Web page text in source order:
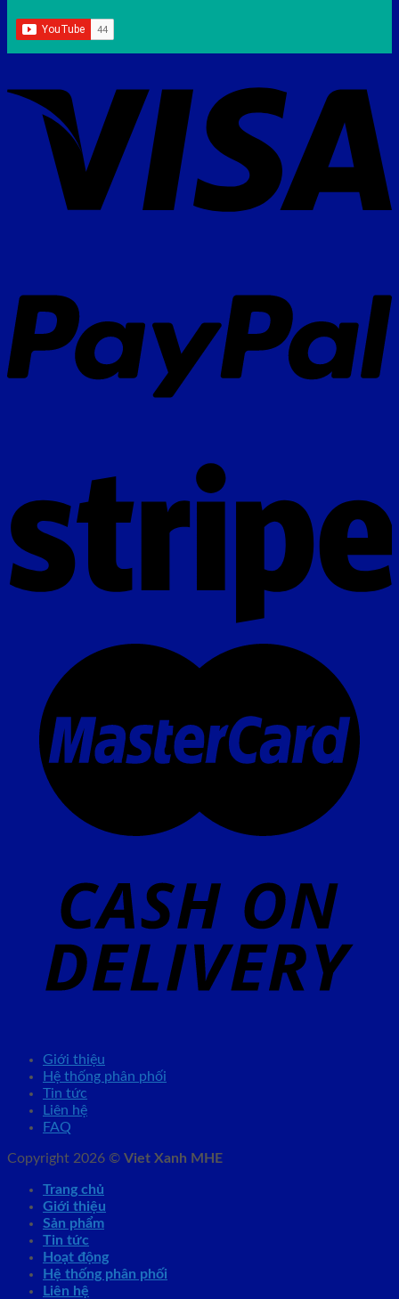
Giới thiệu
Hệ thống phân phối
Tin tức
Liên hệ
FAQ
Copyright 2026 © Viet Xanh MHE
Trang chủ
Giới thiệu
Sản phẩm
Tin tức
Hoạt động
Hệ thống phân phối
Liên hệ